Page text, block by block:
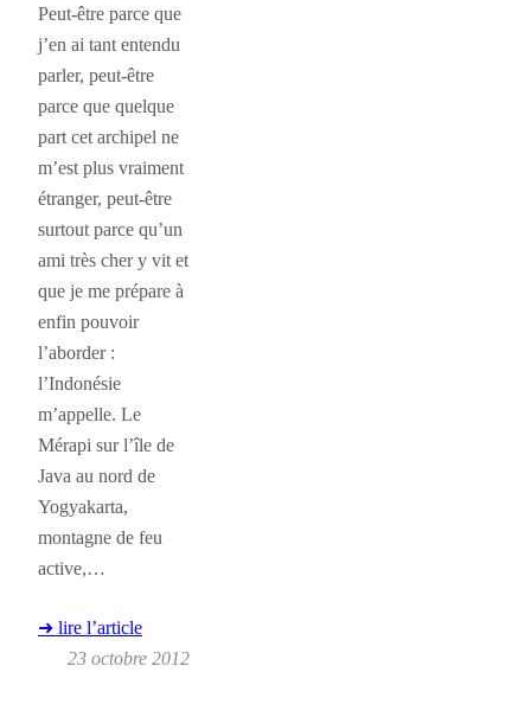
Peut-être parce que
j’en ai tant entendu
parler, peut-être
parce que quelque
part cet archipel ne
m’est plus vraiment
étranger, peut-être
surtout parce qu’un
ami très cher y vit et
que je me prépare à
enfin pouvoir
l’aborder :
l’Indonésie
m’appelle. Le
Mérapi sur l’île de
Java au nord de
Yogyakarta,
montagne de feu
active,…
➜ lire l’article
23 octobre 2012